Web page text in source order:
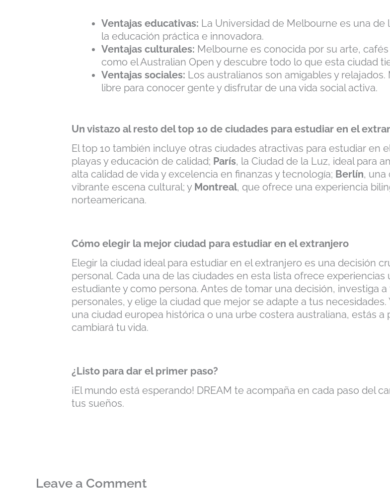
Ventajas educativas: La Universidad de Melbourne es una
la educación práctica e innovadora.
Ventajas culturales: Melbourne es conocida por su arte,
como el Australian Open y descubre todo lo que esta ciudad
Ventajas sociales: Los australianos son amigables y
libre para conocer gente y disfrutar de una vida social activa.
Un vistazo al resto del top 10 de ciudades para estudiar en el
El top 10 también incluye otras ciudades atractivas para estudiar en
playas y educación de calidad; París, la Ciudad de la Luz, ideal para
alta calidad de vida y excelencia en finanzas y tecnología; Berlín, una
vibrante escena cultural; y Montreal, que ofrece una experiencia
norteamericana.
Cómo elegir la mejor ciudad para estudiar en el extranjero
Elegir la ciudad ideal para estudiar en el extranjero es una decisión
personal. Cada una de las ciudades en esta lista ofrece
estudiante y como persona. Antes de tomar una decisión, investiga
personales, y elige la ciudad que mejor se adapte a tus
una ciudad europea histórica o una urbe costera australiana, estás
cambiará tu vida.
¿Listo para dar el primer paso?
¡El mundo está esperando! DREAM te acompaña en cada paso del
tus sueños.
Leave a Comment